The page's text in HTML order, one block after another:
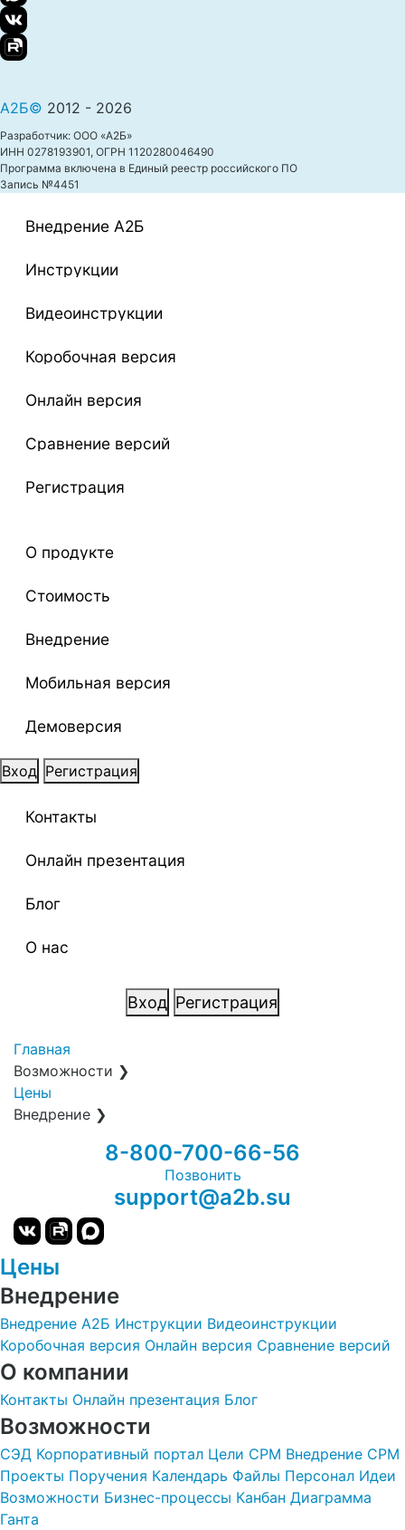
А2Б© 2012 - 2026
Разработчик: ООО «А2Б»
ИНН 0278193901, ОГРН 1120280046490
Программа включена в Единый реестр российского ПО
Запись №4451
Внедрение A2Б
Инструкции
Видеоинструкции
Коробочная версия
Онлайн версия
Сравнение версий
Регистрация
О продукте
Стоимость
Внедрение
Мобильная версия
Демоверсия
Вход Регистрация
Контакты
Онлайн презентация
Блог
О нас
Вход Регистрация
Главная
Возможности ❯
Цены
Внедрение ❯
8-800-700-66-56
Позвонить
support@a2b.su
Цены
Внедрение
Внедрение А2Б Инструкции Видеоинструкции
Коробочная версия Онлайн версия Сравнение версий
О компании
Контакты Онлайн презентация Блог
Возможности
СЭД Корпоративный портал Цели СРМ Внедрение СРМ
Проекты Поручения Календарь Файлы Персонал Идеи
Возможности Бизнес-процессы Канбан Диаграмма
Ганта